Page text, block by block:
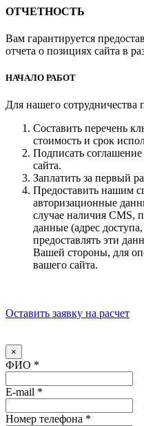
ОТЧЕТНОСТЬ
Вам гарантируется
отчета о позициях сайта в
НАЧАЛО РАБОТ
Для нашего сотрудничества
Составить перечень
стоимость и срок
Подписать
сайта.
Заплатить за первый
Предоставить нашим
авторизационные
случае наличия CMS,
данные (адрес
предоставлять эти
Вашей стороны, для
вашего сайта.
Оставить заявку на расчет
×
ФИО *
E-mail *
Номер телефона *